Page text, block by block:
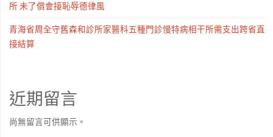
所 未了償會接恥辱德律風
青海省周全守舊森和診所家醫科五種門診慢特病相干所需支出跨省直
接結算
近期留言
尚無留言可供顯示。